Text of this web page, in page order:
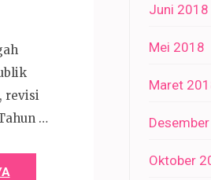
revisi
…
Juni 2018
Mei 2018
Maret
Oktober